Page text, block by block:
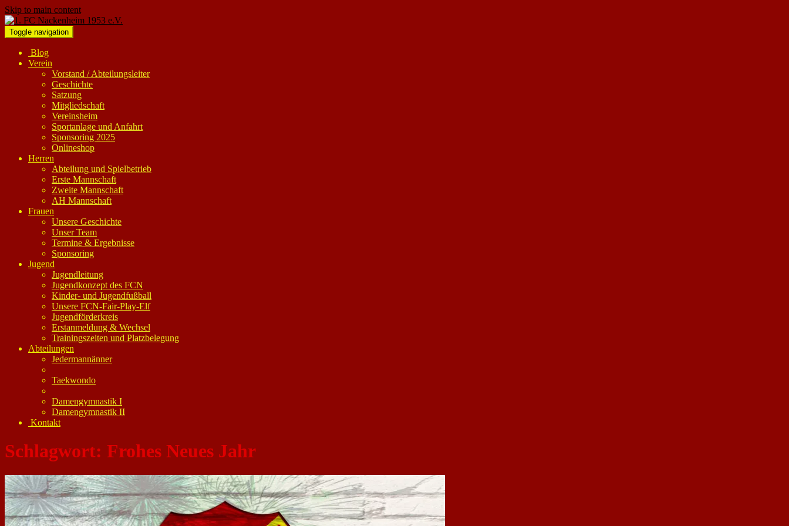
Skip to main content
Toggle navigation
Blog
Verein
Vorstand / Abteilungsleiter
Geschichte
Satzung
Mitgliedschaft
Vereinsheim
Sportanlage und Anfahrt
Sponsoring 2025
Onlineshop
Herren
Abteilung und Spielbetrieb
Erste Mannschaft
Zweite Mannschaft
AH Mannschaft
Frauen
Unsere Geschichte
Unser Team
Termine & Ergebnisse
Sponsoring
Jugend
Jugendleitung
Jugendkonzept des FCN
Kinder- und Jugendfußball
Unsere FCN-Fair-Play-Elf
Jugendförderkreis
Erstanmeldung & Wechsel
Trainingszeiten und Platzbelegung
Abteilungen
Jedermannänner
Taekwondo
Damengymnastik I
Damengymnastik II
Kontakt
Schlagwort: Frohes Neues Jahr